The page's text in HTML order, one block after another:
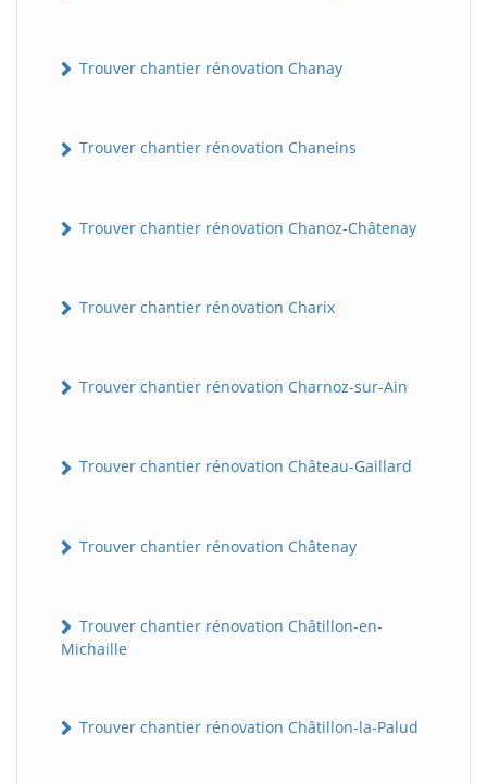
Trouver chantier rénovation Chanay
Trouver chantier rénovation Chaneins
Trouver chantier rénovation Chanoz-Châtenay
Trouver chantier rénovation Charix
Trouver chantier rénovation Charnoz-sur-Ain
Trouver chantier rénovation Château-Gaillard
Trouver chantier rénovation Châtenay
Trouver chantier rénovation Châtillon-en-
Michaille
Trouver chantier rénovation Châtillon-la-Palud